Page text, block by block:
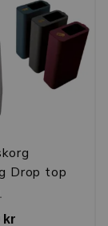
Drop top
kr